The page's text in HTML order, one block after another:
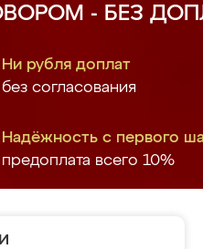
- БЕЗ
Ни рубля доплат
без согласования
Надёжность с первого
предоплата всего 10%